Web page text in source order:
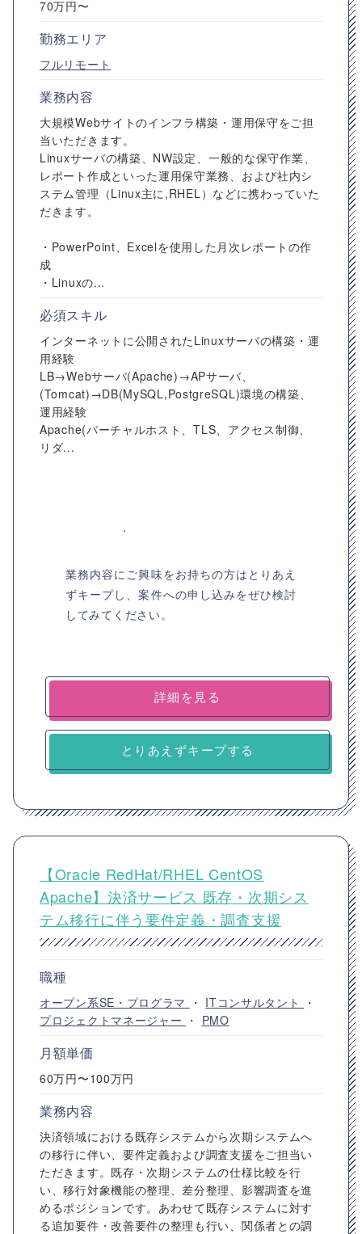
70万円〜
勤務エリア
フルリモート
業務内容
大規模Webサイトのインフラ構築・運用保守をご担
当いただきます。
Linuxサーバの構築、NW設定、一般的な保守作業、
レポート作成といった運用保守業務、および社内シ
ステム管理（Linux主に,RHEL）などに携わっていた
だきます。
・PowerPoint、Excelを使用した月次レポートの作
成
・Linuxの...
必須スキル
インターネットに公開されたLinuxサーバの構築・運
用経験
LB→Webサーバ(Apache)→APサーバ、
(Tomcat)→DB(MySQL,PostgreSQL)環境の構築、
運用経験
Apache(バーチャルホスト、TLS、アクセス制御、
リダ...
業務内容にご興味をお持ちの方はとりあえ
ずキープし、案件への申し込みをぜひ検討
してみてください。
詳細を見る
とりあえずキープする
【Oracle RedHat/RHEL CentOS
Apache】決済サービス 既存・次期シス
テム移行に伴う要件定義・調査支援
職種
オープン系SE・プログラマ ・ ITコンサルタント
・
プロジェクトマネージャー ・ PMO
月額単価
60万円〜100万円
業務内容
決済領域における既存システムから次期システムへ
の移行に伴い、要件定義および調査支援をご担当い
ただきます。既存・次期システムの仕様比較を行
い、移行対象機能の整理、差分整理、影響調査を進
めるポジションです。あわせて既存システムに対す
る追加要件・改善要件の整理も行い、関係者との調